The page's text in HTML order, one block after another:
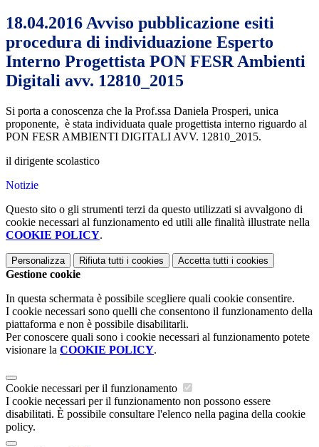
18.04.2016 Avviso pubblicazione esiti
procedura di individuazione Esperto
Interno Progettista PON FESR Ambienti
Digitali avv. 12810_2015
Si porta a conoscenza che la Prof.ssa Daniela Prosperi, unica
proponente, è stata individuata quale progettista interno riguardo al
PON FESR AMBIENTI DIGITALI AVV. 12810_2015.
il dirigente scolastico
Notizie
Questo sito o gli strumenti terzi da questo utilizzati si avvalgono di
cookie necessari al funzionamento ed utili alle finalità illustrate nella
COOKIE POLICY.
Personalizza Rifiuta tutti i cookies Accetta tutti i cookies
Gestione cookie
In questa schermata è possibile scegliere quali cookie consentire.
I cookie necessari sono quelli che consentono il funzionamento della
piattaforma e non è possibile disabilitarli.
Per conoscere quali sono i cookie necessari al funzionamento potete
visionare la COOKIE POLICY.
Cookie necessari per il funzionamento
I cookie necessari per il funzionamento non possono essere
disabilitati. È possibile consultare l'elenco nella pagina della cookie
policy.